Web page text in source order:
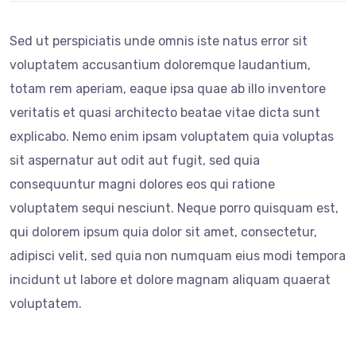
Sed ut perspiciatis unde omnis iste natus error sit
voluptatem accusantium doloremque laudantium,
totam rem aperiam, eaque ipsa quae ab illo inventore
veritatis et quasi architecto beatae vitae dicta sunt
explicabo. Nemo enim ipsam voluptatem quia voluptas
sit aspernatur aut odit aut fugit, sed quia
consequuntur magni dolores eos qui ratione
voluptatem sequi nesciunt. Neque porro quisquam est,
qui dolorem ipsum quia dolor sit amet, consectetur,
adipisci velit, sed quia non numquam eius modi tempora
incidunt ut labore et dolore magnam aliquam quaerat
voluptatem.